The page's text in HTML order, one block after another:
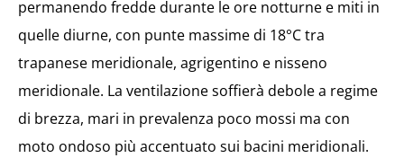
permanendo fredde durante le ore notturne e miti in
quelle diurne, con punte massime di 18°C tra
trapanese meridionale, agrigentino e nisseno
meridionale. La ventilazione soffierà debole a regime
di brezza, mari in prevalenza poco mossi ma con
moto ondoso più accentuato sui bacini meridionali.